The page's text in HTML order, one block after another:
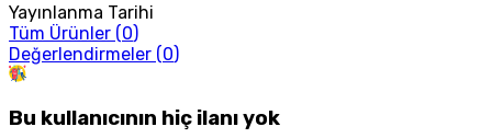
Yayınlanma Tarihi
Tüm Ürünler (0)
Değerlendirmeler (0)
Bu kullanıcının hiç ilanı yok